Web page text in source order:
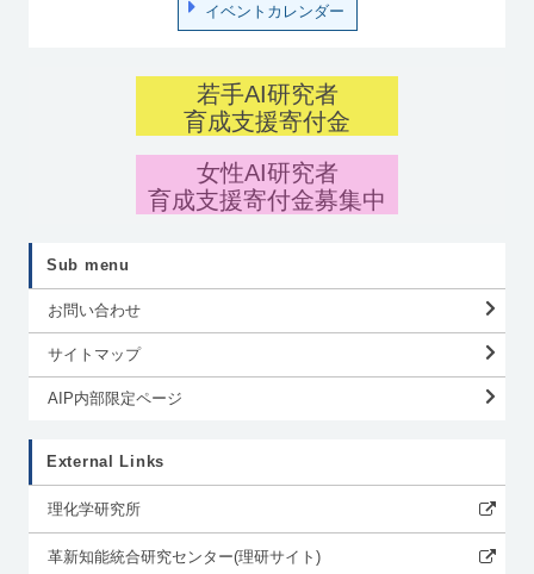
イベントカレンダー
若手AI研究者
育成支援寄付金
女性AI研究者
育成支援寄付金募集中
Sub menu
お問い合わせ
サイトマップ
AIP内部限定ページ
External Links
理化学研究所
革新知能統合研究センター(理研サイト)